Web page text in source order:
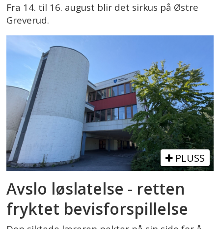
Fra 14. til 16. august blir det sirkus på Østre
Greverud.
PLUSS
Avslo løslatelse - retten
fryktet bevisforspillelse